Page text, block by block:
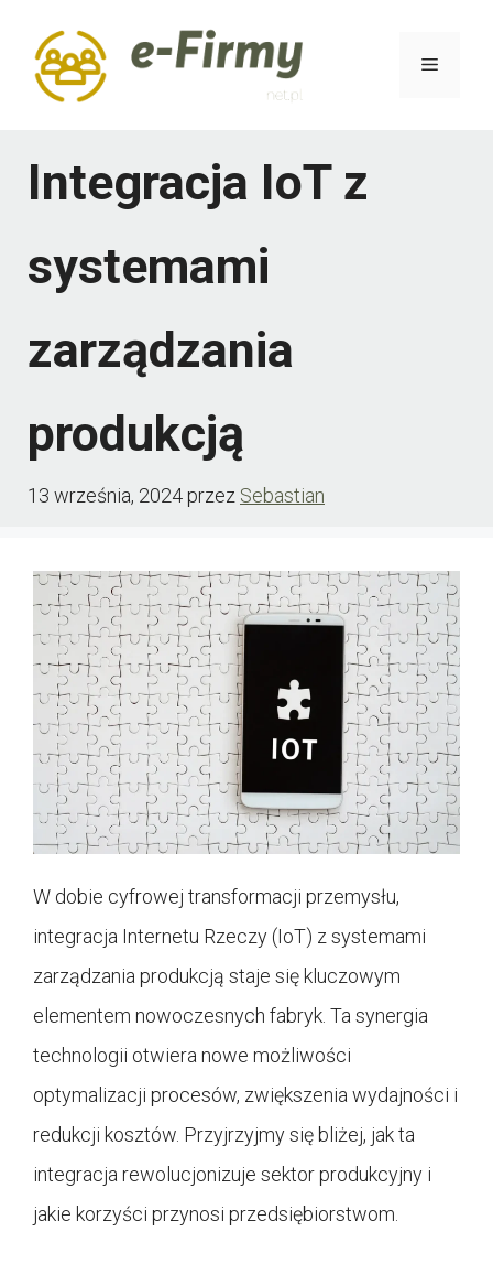
treści
Menu
Integracja IoT z
systemami
zarządzania
produkcją
13 września, 2024przez Sebastian
W dobie cyfrowej transformacji przemysłu,
integracja Internetu Rzeczy (IoT) z systemami
zarządzania produkcją staje się kluczowym
elementem nowoczesnych fabryk. Ta synergia
technologii otwiera nowe możliwości
optymalizacji procesów, zwiększenia wydajności i
redukcji kosztów. Przyjrzyjmy się bliżej, jak ta
integracja rewolucjonizuje sektor produkcyjny i
jakie korzyści przynosi przedsiębiorstwom.